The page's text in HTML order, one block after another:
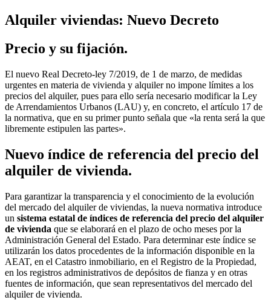
Alquiler viviendas: Nuevo Decreto
Precio y su fijación.
El nuevo Real Decreto-ley 7/2019, de 1 de marzo, de medidas
urgentes en materia de vivienda y alquiler no impone límites a los
precios del alquiler, pues para ello sería necesario modificar la Ley
de Arrendamientos Urbanos (LAU) y, en concreto, el artículo 17 de
la normativa, que en su primer punto señala que «la renta será la que
libremente estipulen las partes».
Nuevo índice de referencia del precio del
alquiler de vivienda.
Para garantizar la transparencia y el conocimiento de la evolución
del mercado del alquiler de viviendas, la nueva normativa introduce
un sistema estatal de índices de referencia del precio del alquiler
de vivienda que se elaborará en el plazo de ocho meses por la
Administración General del Estado. Para determinar este índice se
utilizarán los datos procedentes de la información disponible en la
AEAT, en el Catastro inmobiliario, en el Registro de la Propiedad,
en los registros administrativos de depósitos de fianza y en otras
fuentes de información, que sean representativos del mercado del
alquiler de vivienda.